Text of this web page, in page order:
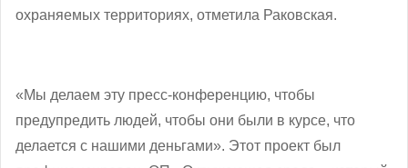
охраняемых территориях, отметила Раковская.
«Мы делаем эту пресс-конференцию, чтобы
предупредить людей, чтобы они были в курсе, что
делается с нашими деньгами». Этот проект был